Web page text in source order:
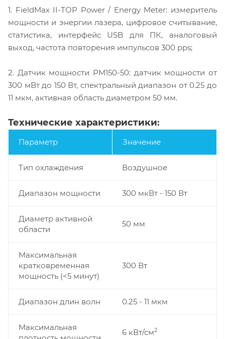
1. FieldMax II-TOP Power / Energy Meter: измеритель
мощности и энергии лазера, цифровое считывание,
статистика, интерфейс USB для ПК, аналоговый
выход, частота повторения импульсов 300 pps;
2. Датчик мощности PM150-50: датчик мощности от
300 мВт до 150 Вт, спектральный диапазон от 0.25 до
11 мкм, активная область диаметром 50 мм.
Технические характеристики:
Параметр Значение
Тип охлаждения Воздушное
Диапазон мощности 300 мкВт - 150 Вт
Диаметр активной
области
50 мм
Максимальная
кратковременная
мощность (<5 минут)
300 Вт
Диапазон длин волн 0.25 - 11 мкм
Максимальная
6 кВт/см2